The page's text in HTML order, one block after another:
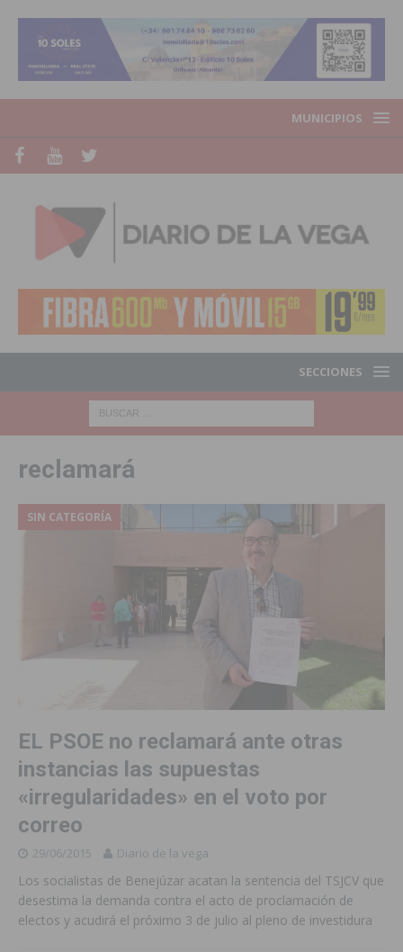
MUNICIPIOS
SECCIONES
reclamará
SIN CATEGORÍA
EL PSOE no reclamará ante otras
instancias las supuestas
«irregularidades» en el voto por
correo
29/06/2015 Diario de la vega
Los socialistas de Benejúzar acatan la sentencia del TSJCV que
desestima la demanda contra el acto de proclamación de
electos y acudirá el próximo 3 de julio al pleno de investidura